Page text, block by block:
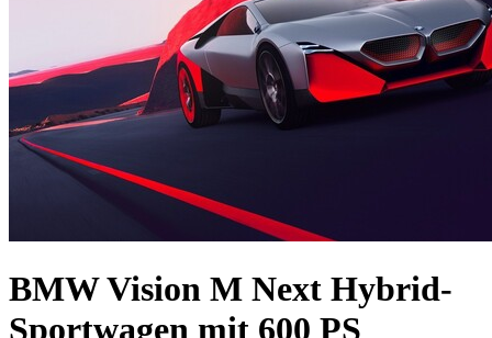
BMW Vision M Next Hybrid-
Sportwagen mit 600 PS